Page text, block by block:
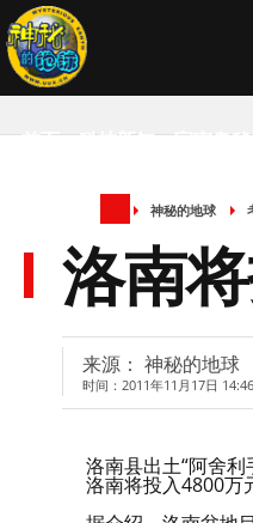
首页 科技新知 宇宙奥秘
神秘的地球
洛南
来源： 神秘的地球
时间：2011年11月17日 14:46
洛南县出土“阿舍
洛南将投入4800万